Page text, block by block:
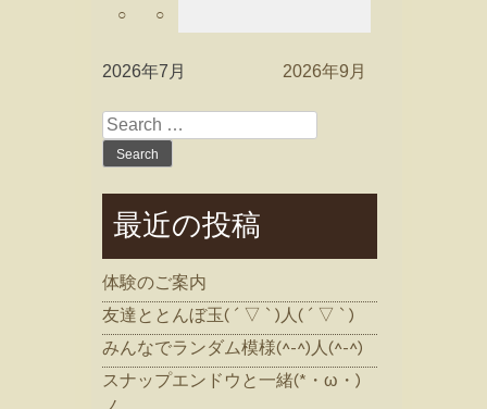
○ ○
2026年7月 2026年9月
Search
for:
最近の投稿
体験のご案内
友達ととんぼ玉( ´ ▽ ` )人( ´ ▽ ` )
みんなでランダム模様(^-^)人(^-^)
スナップエンドウと一緒(*・ω・)